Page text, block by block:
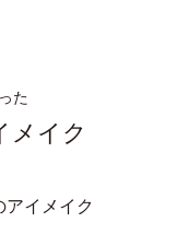
た
メイク
アイメイク